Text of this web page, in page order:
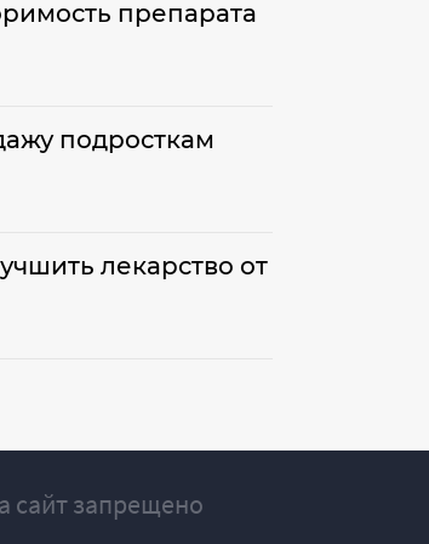
препарата
подросткам
лекарство от
сайт запрещено